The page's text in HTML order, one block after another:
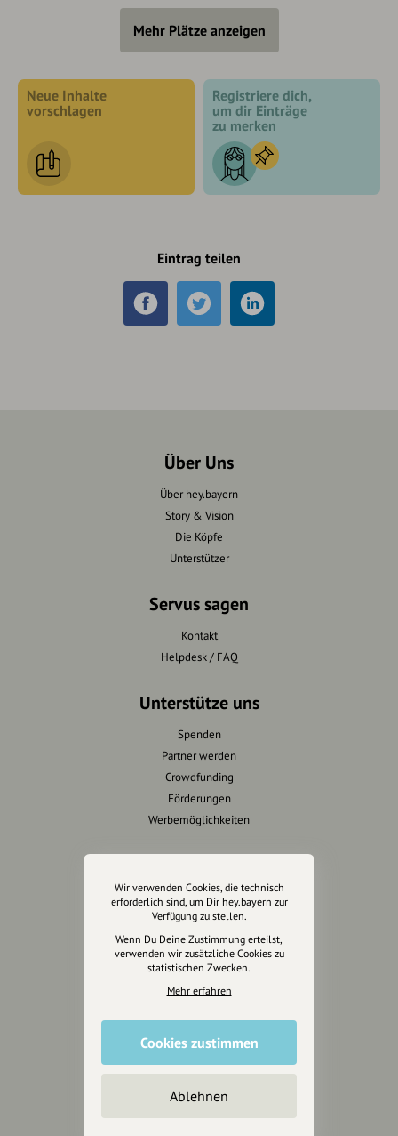
Mehr Plätze anzeigen
Neue Inhalte
vorschlagen
Registriere dich,
um dir Einträge
zu merken
Eintrag teilen
Über Uns
Über hey.bayern
Story & Vision
Die Köpfe
Unterstützer
Servus sagen
Kontakt
Helpdesk / FAQ
Unterstütze uns
Spenden
Partner werden
Crowdfunding
Förderungen
Werbemöglichkeiten
Impressum
Datenschutz
AGB
Cookies zurücksetzen
Mediakit
Wir verwenden Cookies, die technisch
erforderlich sind, um Dir hey.bayern zur
Verfügung zu stellen.
Wenn Du Deine Zustimmung erteilst,
verwenden wir zusätzliche Cookies zu
statistischen Zwecken.
Mehr erfahren
Cookies zustimmen
Ablehnen